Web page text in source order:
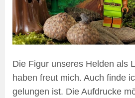
Die Figur unseres Helden als
haben freut mich. Auch finde
gelungen ist. Die Aufdrucke